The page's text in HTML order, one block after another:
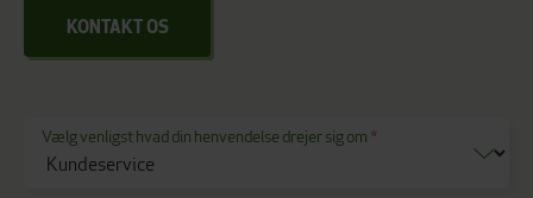
KONTAKT OS
Vælg venligst hvad din henvendelse drejer sig om *